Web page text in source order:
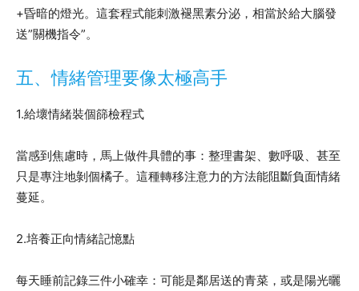
+昏暗的燈光。這套程式能刺激褪黑素分泌，相當於給大腦發
送”關機指令”。
五、情緒管理要像太極高手
1.給壞情緒裝個篩檢程式
當感到焦慮時，馬上做件具體的事：整理書架、數呼吸、甚至
只是專注地剝個橘子。這種轉移注意力的方法能阻斷負面情緒
蔓延。
2.培養正向情緒記憶點
每天睡前記錄三件小確幸：可能是鄰居送的青菜，或是陽光曬